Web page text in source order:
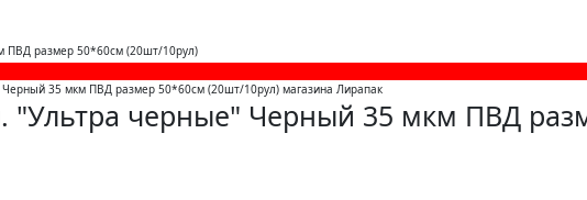
ПВД размер 50*60см (20шт/10рул)
"Ультра черные" Черный 35 мкм ПВД